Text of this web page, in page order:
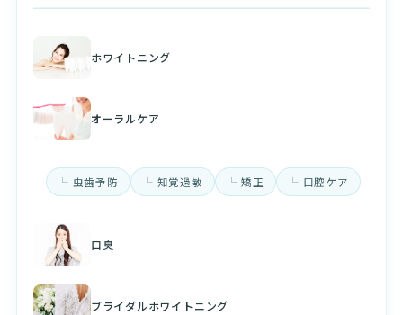
ホワイトニング
オーラルケア
虫歯予防 知覚過敏 矯正 口腔ケア
口臭
ブライダルホワイトニング